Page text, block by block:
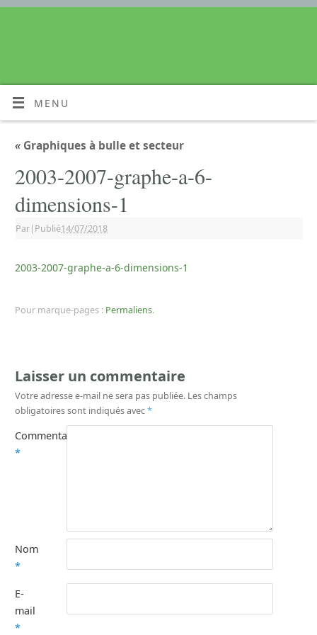
MENU
« Graphiques à bulle et secteur
2003-2007-graphe-a-6-
dimensions-1
Par| Publié14/07/2018
2003-2007-graphe-a-6-dimensions-1
Pour marque-pages : Permaliens.
Laisser un commentaire
Votre adresse e-mail ne sera pas publiée. Les champs
obligatoires sont indiqués avec*
Commentaire
*
Nom
*
E-
mail
*